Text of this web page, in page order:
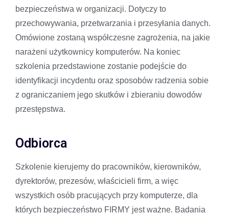
bezpieczeństwa w organizacji. Dotyczy to
przechowywania, przetwarzania i przesyłania danych.
Omówione zostaną współczesne zagrożenia, na jakie
narażeni użytkownicy komputerów. Na koniec
szkolenia przedstawione zostanie podejście do
identyfikacji incydentu oraz sposobów radzenia sobie
z ograniczaniem jego skutków i zbieraniu dowodów
przestępstwa.
Odbiorca
Szkolenie kierujemy do pracowników, kierowników,
dyrektorów, prezesów, właścicieli firm, a więc
wszystkich osób pracujących przy komputerze, dla
których bezpieczeństwo FIRMY jest ważne. Badania